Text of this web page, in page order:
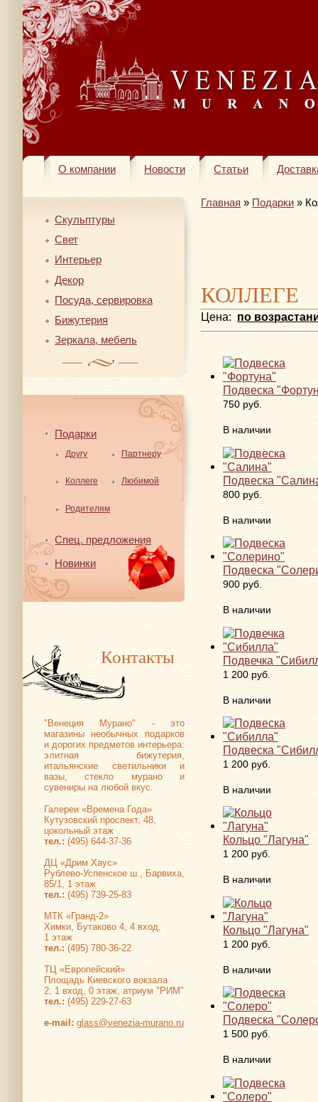
О компании Новости Статьи
Скульптуры
Свет
Интерьер
Декор
Посуда, сервировка
Бижутерия
Зеркала, мебель
Подарки
Другу Партнеру
Коллеге Любимой
Родителям
Спец. предложения
Новинки
Контакты
"Венеция Мурано" - это
магазины необычных подарков
и дорогих предметов интерьера:
элитная бижутерия,
итальянские светильники и
вазы, стекло мурано и
сувениры на любой вкус.
Галереи «Времена Года»
Кутузовский проспект, 48,
цокольный этаж
тел.: (495) 644-37-36
ДЦ «Дрим Хаус»
Рублево-Успенское ш., Барвиха,
85/1, 1 этаж
тел.: (495) 739-25-83
МТК «Гранд-2»
Химки, Бутаково 4, 4 вход,
1 этаж
тел.: (495) 780-36-22
ТЦ «Европейский»
Площадь Киевского вокзала
2, 1 вход, 0 этаж, атриум "РИМ"
тел.: (495) 229-27-63
е-mail: glass@venezia-murano.ru
Главная » Подарки »
КОЛЛЕГЕ
Цена: по
Подвеска
750 руб.
В наличии
Подвеска
800 руб.
В наличии
Подвеска
900 руб.
В наличии
Подвечка
1 200 руб.
В наличии
Подвеска
1 200 руб.
В наличии
Кольцо "Лагуна"
1 200 руб.
В наличии
Кольцо "Лагуна"
1 200 руб.
В наличии
Подвеска
1 500 руб.
В наличии